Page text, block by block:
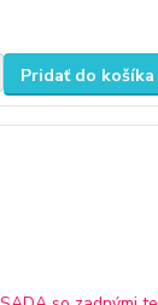
Pridať do košíka